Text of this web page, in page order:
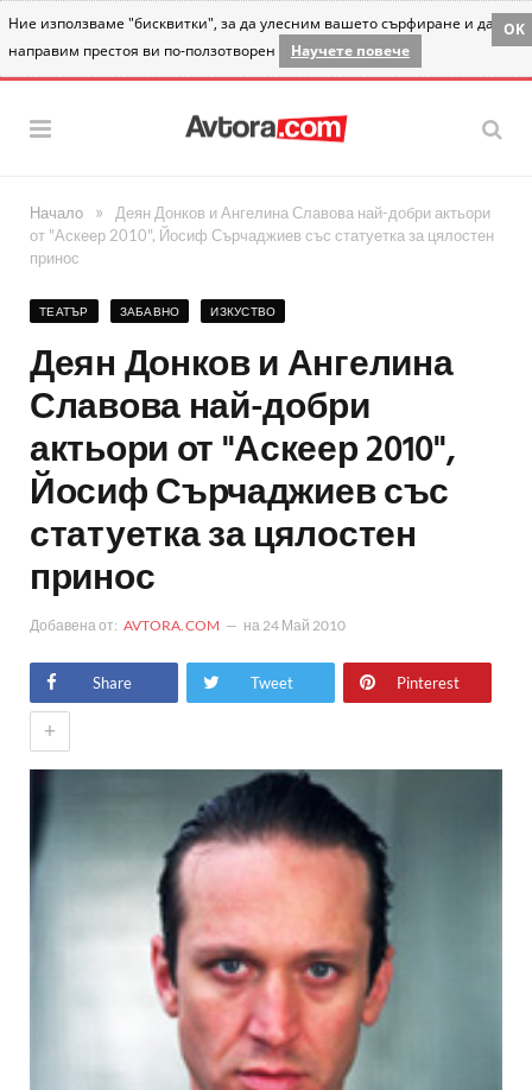
Ние използваме "бисквитки", за да улесним вашето сърфиране и да
направим престоя ви по-ползотворен
Научете повече
OK
Начало »
Деян Донков и Ангелина Славова най-добри актьори
от "Аскеер 2010", Йосиф Сърчаджиев със статуетка за цялостен
принос
ТЕАТЪР ЗАБАВНО ИЗКУСТВО
Деян Донков и Ангелина
Славова най-добри
актьори от "Аскеер 2010",
Йосиф Сърчаджиев със
статуетка за цялостен
принос
Добавена от: AVTORA.COM на 24 Май 2010
Share Tweet Pinterest
+